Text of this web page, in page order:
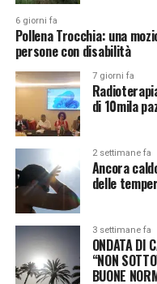
6 giorni fa
Pollena Trocchia: una
persone con disabilità
7 giorni fa
di 10mila
2 settimane fa
Ancora
delle
3 settimane fa
ONDATA DI
“NON
BUONE